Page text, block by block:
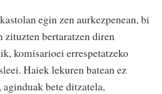
egin zen aurkezpenean, bi
zituzten bertaratzen diren
komisarioei errespetatzeko
Haiek lekuren batean ez
aginduak bete ditzatela,